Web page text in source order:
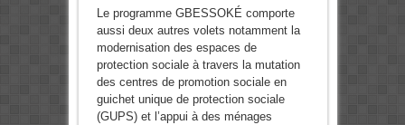
Le programme GBESSOKÉ comporte
aussi deux autres volets notamment la
modernisation des espaces de
protection sociale à travers la mutation
des centres de promotion sociale en
guichet unique de protection sociale
(GUPS) et l’appui à des ménages